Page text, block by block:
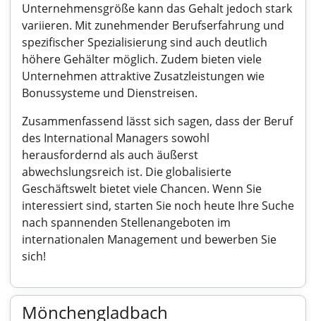
Unternehmensgröße kann das Gehalt jedoch stark
variieren. Mit zunehmender Berufserfahrung und
spezifischer Spezialisierung sind auch deutlich
höhere Gehälter möglich. Zudem bieten viele
Unternehmen attraktive Zusatzleistungen wie
Bonussysteme und Dienstreisen.
Zusammenfassend lässt sich sagen, dass der Beruf
des International Managers sowohl
herausfordernd als auch äußerst
abwechslungsreich ist. Die globalisierte
Geschäftswelt bietet viele Chancen. Wenn Sie
interessiert sind, starten Sie noch heute Ihre Suche
nach spannenden Stellenangeboten im
internationalen Management und bewerben Sie
sich!
Mönchengladbach